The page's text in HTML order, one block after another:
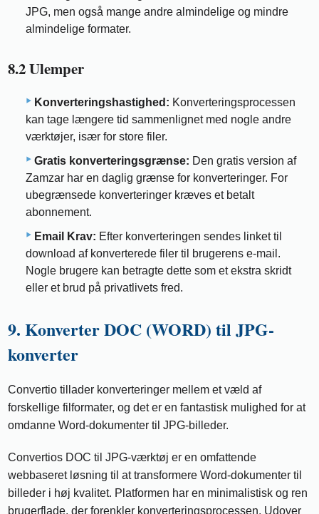
JPG, men også mange andre almindelige og mindre
almindelige formater.
8.2 Ulemper
Konverteringshastighed: Konverteringsprocessen
kan tage længere tid sammenlignet med nogle andre
værktøjer, især for store filer.
Gratis konverteringsgrænse: Den gratis version af
Zamzar har en daglig grænse for konverteringer. For
ubegrænsede konverteringer kræves et betalt
abonnement.
Email Krav: Efter konverteringen sendes linket til
download af konverterede filer til brugerens e-mail.
Nogle brugere kan betragte dette som et ekstra skridt
eller et brud på privatlivets fred.
9. Konverter DOC (WORD) til JPG-
konverter
Convertio tillader konverteringer mellem et væld af
forskellige filformater, og det er en fantastisk mulighed for at
omdanne Word-dokumenter til JPG-billeder.
Convertios DOC til JPG-værktøj er en omfattende
webbaseret løsning til at transformere Word-dokumenter til
billeder i høj kvalitet. Platformen har en minimalistisk og ren
brugerflade, der forenkler konverteringsprocessen. Udover